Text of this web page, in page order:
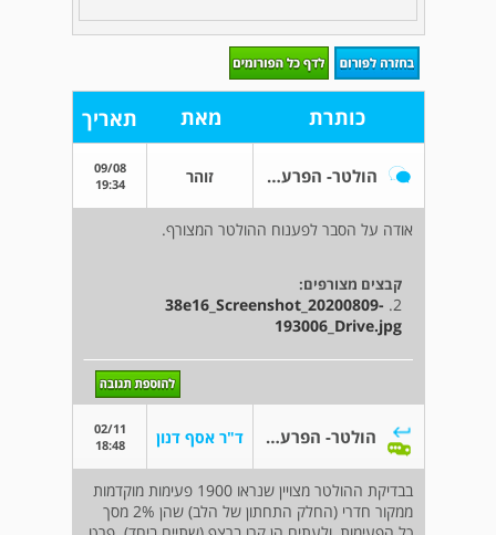
כותרת מאת תאריך
הולטר- הפרעת קצב זוהר
09/08
19:34
אודה על הסבר לפענוח ההולטר המצורף.
קבצים מצורפים:
2.
38e16_Screenshot_20200809-
193006_Drive.jpg
הולטר- הפרעת קצב ד"ר אסף דנון
02/11
18:48
בבדיקת ההולטר מצויין שנראו 1900 פעימות מוקדמות
ממקור חדרי (החלק התחתון של הלב) שהן 2% מסך